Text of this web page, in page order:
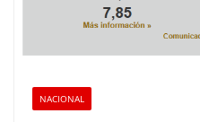
NACIONAL